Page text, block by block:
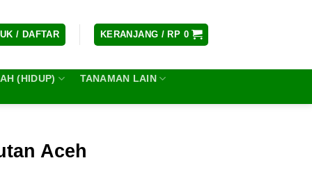
/ DAFTAR KERANJANG / RP 0
(HIDUP) TANAMAN LAIN
Aceh